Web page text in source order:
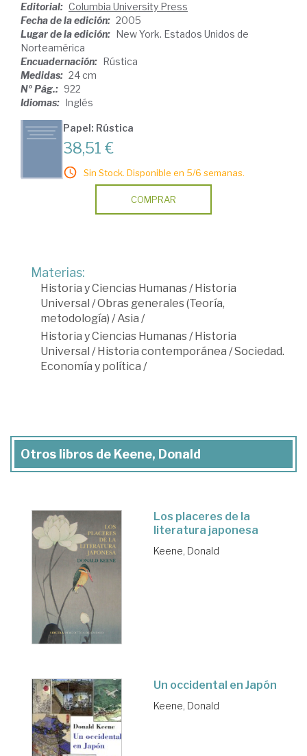
Editorial: Columbia University Press
Fecha de la edición: 2005
Lugar de la edición:
New York. Estados Unidos de
Norteamérica
Encuadernación:
Rústica
Medidas: 24 cm
Nº Pág.: 922
Idiomas:
Inglés
Papel: Rústica
38,51 €
Sin Stock. Disponible en 5/6 semanas.
COMPRAR
Materias:
Historia y Ciencias Humanas/ Historia
Universal /Obras generales (Teoría,
metodología) /Asia /
Historia y Ciencias Humanas/ Historia
Universal / Historia contemporánea /Sociedad.
Economía y política /
Otros libros de Keene, Donald
Los placeres de la
literatura japonesa
Keene, Donald
Un occidental en Japón
Keene, Donald